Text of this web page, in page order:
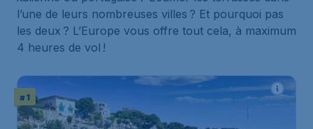
l’une de leurs nombreuses villes ? Et pourquoi pas
les deux ? L’Europe vous offre tout cela, à maximum
4 heures de vol !
# 1